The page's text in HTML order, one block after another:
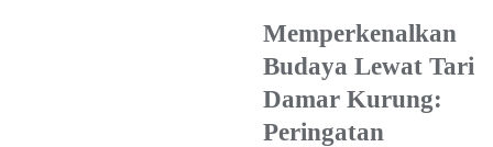
Memperkenalkan
Budaya Lewat Tari
Damar Kurung:
Peringatan